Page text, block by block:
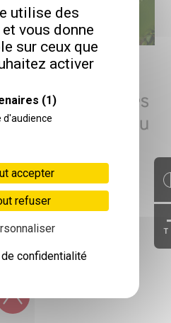
utilise des
vous donne
sur ceux que
activer
(1)
d'audience
accepter
refuser
confidentialité
T
vendredi dès
à 16h en continu
Saint-
68702